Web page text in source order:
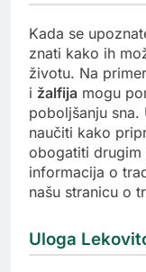
Kada se
znati kako ih
životu. Na
i žalfija mogu
poboljšanju sna.
naučiti kako
obogatiti drugim
informacija o
našu stranicu o
Uloga